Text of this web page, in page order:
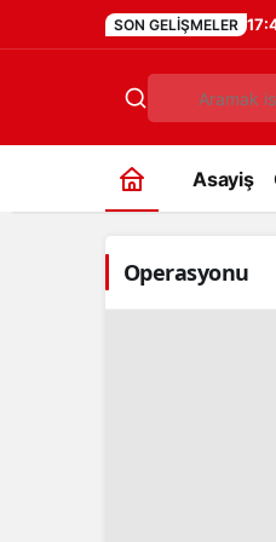
SON GELIŞMELER
Asayiş
Operasyonu